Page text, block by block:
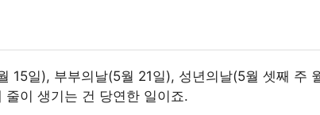
일), 부부의날(5월 21일), 성년의날(5월 셋째 주
이 생기는 건 당연한 일이죠.